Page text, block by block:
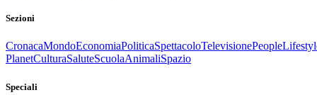
Sezioni
CronacaMondoEconomiaPoliticaSpettacoloTelevisionePeople
PlanetCulturaSaluteScuolaAnimaliSpazio
Speciali